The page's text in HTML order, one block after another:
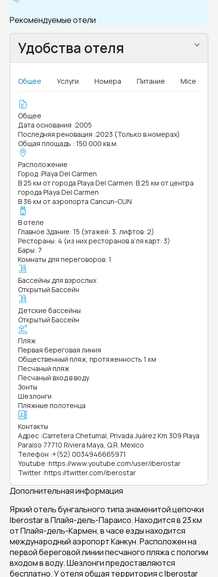
Рекомендуемые отели
Удобства отеля
Общее Услуги Номера Питание Mice
Общее
Дата основания :2005
Последняя реновация :2023 (Только в номерах)
Общая площадь : 150 000 кв.м.
Расположение
Город :Playa Del Carmen
В 25 км от города Playa Del Carmen. В 25 км от центра
города Playa Del Carmen
В 36 км от аэропорта Cancun-CUN
В отеле
Главное Здание: 15 (этажей: 3, лифтов: 2)
Рестораны: 4 (из них ресторанов а’ля карт: 3)
Бары: 7
Комнаты для переговоров: 1
Бассейны для взрослых
Открытый Бассейн
Детские бассейны
Открытый Бассейн
Пляж
Первая береговая линия
Общественный пляж, протяженность 1 км
Песчаный пляж
Песчаный вход в воду
Зонты
Шезлонги
Пляжные полотенца
Контакты
Адрес :Carretera Chetumal, Privada Juárez Km 309 Playa
Paraiso 77710 Riviera Maya, Q.R. Mexico
Телефон :+(52) 0034946665971
Youtube :https://www.youtube.com/user/iberostar
Twitter :https://twitter.com/iberostar
Дополнительная информация
Яркий отель бунгального типа знаменитой цепочки
Iberostar в Плайя-дель-Параисо. Находится в 23 км
от Плайя-дель-Кармен, в часе езды находится
международный аэропорт Канкун. Расположен на
первой береговой линии песчаного пляжа с пологим
входом в воду. Шезлонги предоставляются
бесплатно. У отеля общая территория с Iberostar